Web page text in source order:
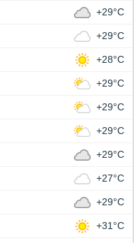
+29°C
+29°C
+28°C
+29°C
+29°C
+29°C
+29°C
+27°C
+29°C
+31°C